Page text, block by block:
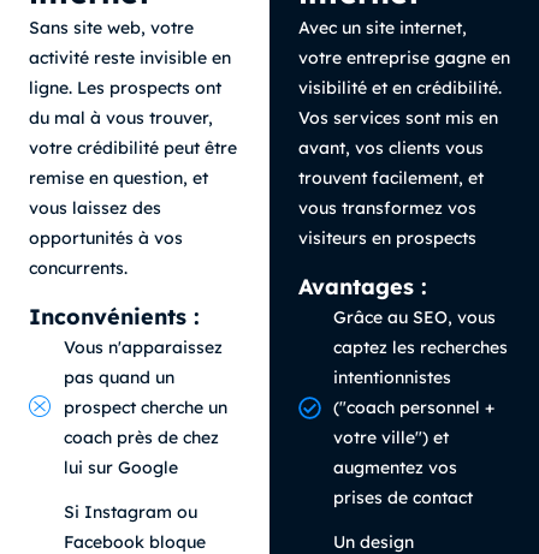
Sans site web, votre
activité reste invisible en
ligne. Les prospects ont
du mal à vous trouver,
votre crédibilité peut être
remise en question, et
vous laissez des
opportunités à vos
concurrents.
Inconvénients :
Vous n'apparaissez
pas quand un
prospect cherche un
coach près de chez
lui sur Google
Si Instagram ou
Facebook bloque
Avec un site internet,
votre entreprise gagne en
visibilité et en crédibilité.
Vos services sont mis en
avant, vos clients vous
trouvent facilement, et
vous transformez vos
visiteurs en prospects
Avantages :
Grâce au SEO, vous
captez les recherches
intentionnistes
("coach personnel +
votre ville") et
augmentez vos
prises de contact
Un design